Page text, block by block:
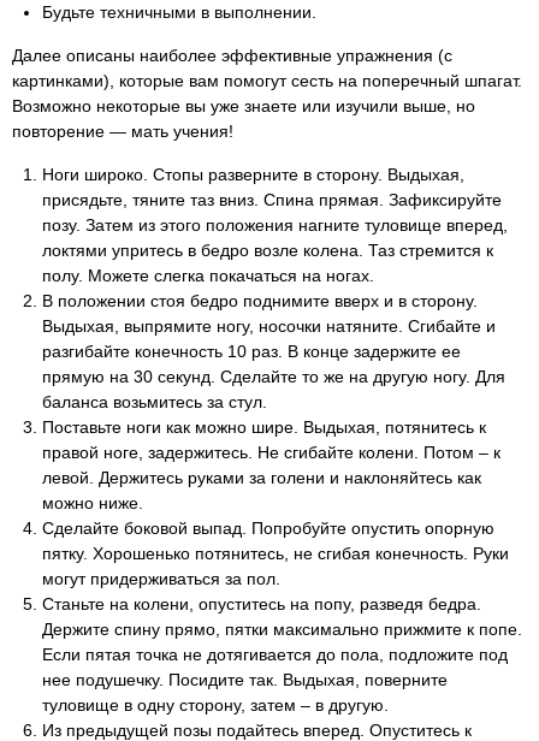
Будьте техничными в выполнении.
Далее описаны наиболее эффективные упражнения (с
картинками), которые вам помогут сесть на поперечный шпагат.
Возможно некоторые вы уже знаете или изучили выше, но
повторение — мать учения!
Ноги широко. Стопы разверните в сторону. Выдыхая,
присядьте, тяните таз вниз. Спина прямая. Зафиксируйте
позу. Затем из этого положения нагните туловище вперед,
локтями упритесь в бедро возле колена. Таз стремится к
полу. Можете слегка покачаться на ногах.
В положении стоя бедро поднимите вверх и в сторону.
Выдыхая, выпрямите ногу, носочки натяните. Сгибайте и
разгибайте конечность 10 раз. В конце задержите ее
прямую на 30 секунд. Сделайте то же на другую ногу. Для
баланса возьмитесь за стул.
Поставьте ноги как можно шире. Выдыхая, потянитесь к
правой ноге, задержитесь. Не сгибайте колени. Потом – к
левой. Держитесь руками за голени и наклоняйтесь как
можно ниже.
Сделайте боковой выпад. Попробуйте опустить опорную
пятку. Хорошенько потянитесь, не сгибая конечность. Руки
могут придерживаться за пол.
Станьте на колени, опуститесь на попу, разведя бедра.
Держите спину прямо, пятки максимально прижмите к попе.
Если пятая точка не дотягивается до пола, подложите под
нее подушечку. Посидите так. Выдыхая, поверните
туловище в одну сторону, затем – в другую.
Из предыдущей позы подайтесь вперед. Опуститесь к